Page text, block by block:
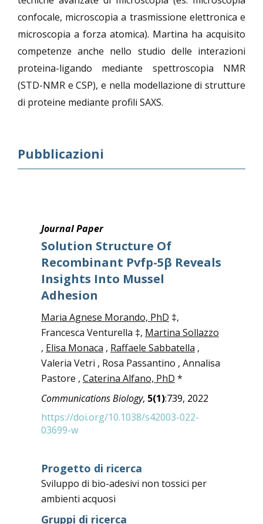
confocale, microscopia a trasmissione elettronica e
microscopia a forza atomica). Martina ha acquisito
competenze anche nello studio delle interazioni
proteina-ligando mediante spettroscopia NMR
(STD-NMR e CSP), e nella modellazione di strutture
di proteine ​​mediante profili SAXS.
Pubblicazioni
Journal Paper
Solution Structure Of
Recombinant Pvfp-5β Reveals
Insights Into Mussel
Adhesion
Maria Agnese Morando, PhD ‡,
Francesca Venturella ‡, Martina Sollazzo
, Elisa Monaca , Raffaele Sabbatella ,
Valeria Vetri , Rosa Passantino , Annalisa
Pastore , Caterina Alfano, PhD *
Communications Biology, 5(1):739, 2022
https://doi.org/10.1038/s42003-022-
03699-w
Progetto di ricerca
Sviluppo di bio-adesivi non tossici per
ambienti acquosi
Gruppi di ricerca